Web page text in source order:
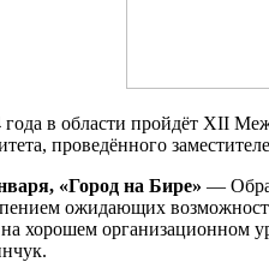
года в области пройдёт XII
проведённого
«Город на Бире» —
ожидающих
хорошем организационном